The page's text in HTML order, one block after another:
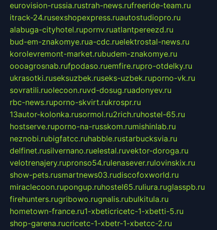
eurovision-russia.rustrah-news.rufreeride-team.ru
itrack-24.rusexshopexpress.ruautostudiopro.ru
alabuga-cityhotel.rupornv.ruatlantpereezd.ru
bud-em-znakomye.rua-cdc.ruelektrostal-news.ru
korolevremont-market.rubudem-znakomye.ru
oooagrosnab.rufpodaso.ruemfire.rupro-otdelky.ru
ukrasotki.ruseksuzbek.ruseks-uzbek.ruporno-vk.ru
sovratili.ruolecoon.ruvd-dosug.ruadonyev.ru
rbc-news.ruporno-skvirt.rukrospr.ru
13autor-kolonka.rusormol.ru2rich.ruhostel-65.ru
hostserve.ruporno-na-russkom.rumishinlab.ru
neznobi.rubigfatcc.ruhabble.rustarbucksvia.ru
delfinet.rusilvernano.ruelestal.ruvektor-doroga.ru
velotrenajery.rupronso54.rulenasever.rulovinskix.ru
show-pets.rusmartnews03.rudiscofoxworld.ru
miraclecoon.rupongup.ruhostel65.ruliura.ruglasspb.ru
firehunters.rugribowo.rugnalis.rubulkitula.ru
hometown-france.ru1-xbeticricetc-1-xbetti-5.ru
shop-garena.rucricetc-1-xbetr-1-xbetcc-2.ru